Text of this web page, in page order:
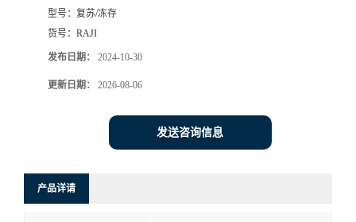
型号： 复苏/冻存
货号： RAJI
发布日期： 2024-10-30
更新日期： 2026-08-06
发送咨询信息
产品详请